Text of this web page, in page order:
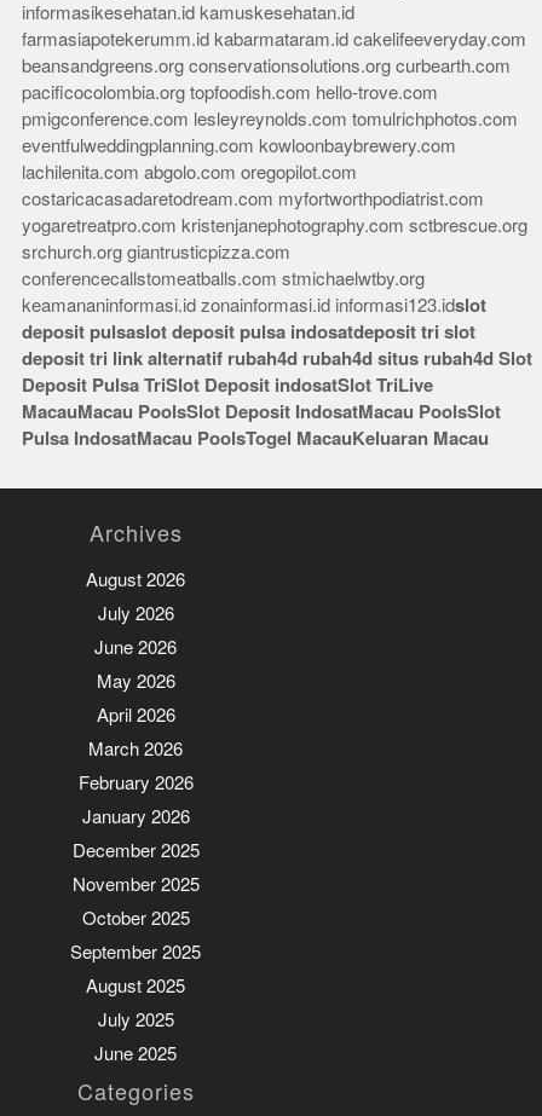
informasikesehatan.id kamuskesehatan.id
farmasiapotekerumm.id kabarmataram.id cakelifeeveryday.com
beansandgreens.org conservationsolutions.org curbearth.com
pacificocolombia.org topfoodish.com hello-trove.com
pmigconference.com lesleyreynolds.com tomulrichphotos.com
eventfulweddingplanning.com kowloonbaybrewery.com
lachilenita.com abgolo.com oregopilot.com
costaricacasadaretodream.com myfortworthpodiatrist.com
yogaretreatpro.com kristenjanephotography.com sctbrescue.org
srchurch.org giantrusticpizza.com
conferencecallstomeatballs.com stmichaelwtby.org
keamananinformasi.id zonainformasi.id informasi123.idslot
deposit pulsaslot deposit pulsa indosatdeposit tri slot
deposit tri link alternatif rubah4d rubah4d situs rubah4d Slot
Deposit Pulsa TriSlot Deposit indosatSlot TriLive
MacauMacau PoolsSlot Deposit IndosatMacau PoolsSlot
Pulsa IndosatMacau PoolsTogel MacauKeluaran Macau
Archives
August 2026
July 2026
June 2026
May 2026
April 2026
March 2026
February 2026
January 2026
December 2025
November 2025
October 2025
September 2025
August 2025
July 2025
June 2025
Categories